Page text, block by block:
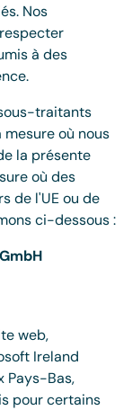
Nos
à des
traitants
où nous
la présente
où des
de l'UE ou de
ci-dessous :
web,
Ireland
Pays-Bas,
pour certains